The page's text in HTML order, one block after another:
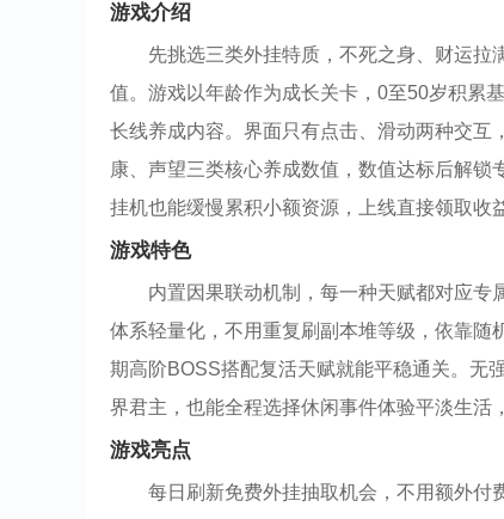
游戏介绍
先挑选三类外挂特质，不死之身、财运拉
值。游戏以年龄作为成长关卡，0至50岁积累
长线养成内容。界面只有点击、滑动两种交互
康、声望三类核心养成数值，数值达标后解
挂机也能缓慢累积小额资源，上线直接领取收
游戏特色
内置因果联动机制，每一种天赋都对应
体系轻量化，不用重复刷副本堆等级，依靠
期高阶BOSS搭配复活天赋就能平稳通关。无
界君主，也能全程选择休闲事件体验平淡生活
游戏亮点
每日刷新免费外挂抽取机会，不用额外付